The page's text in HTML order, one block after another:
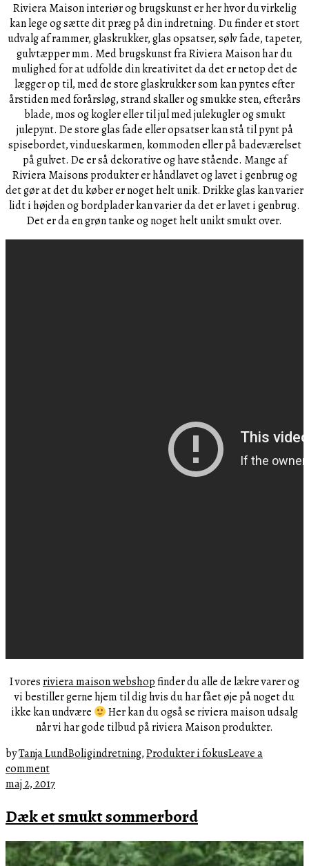
Riviera Maison interiør og brugskunst er her hvor du virkelig
kan lege og sætte dit præg på din indretning. Du finder et stort
udvalg af rammer, glaskrukker, glas opsatser, sølv fade, tapeter,
gulvtæpper mm. Med brugskunst fra Riviera Maison har du
mulighed for at udfolde din kreativitet da det er netop det de
lægger op til, med de store glaskrukker som kan pyntes efter
årstiden med forårsløg, strand skaller og smukke sten, efterårs
blade, mos og kogler eller til jul med julekugler og smukt
julepynt. De store glas fade eller opsatser kan stå til pynt på
spisebordet, vindueskarmen, kommoden eller på badeværelset
på gulvet. De er så dekorative og have stående. Mange af
Riviera Maisons produkter er håndlavet og lavet i genbrug og
det gør at det du køber er noget helt unik. Drikke glas kan varier
lidt i højden og bordplader kan varier da det er lavet i genbrug.
Det er da en grøn tanke og noget helt unikt smukt over.
I voresriviera maison webshopfinder du alle de lækre varer og
vi bestiller gerne hjem til dig hvis du har fået øje på noget du
ikke kan undvære
Her kan du også se riviera maison udsalg
når vi har gode tilbud på riviera Maison produkter.
byTanja LundBoligindretning,Produkter i fokusLeave a
comment
maj 2, 2017juni
2017
Dæk et smukt sommerbord